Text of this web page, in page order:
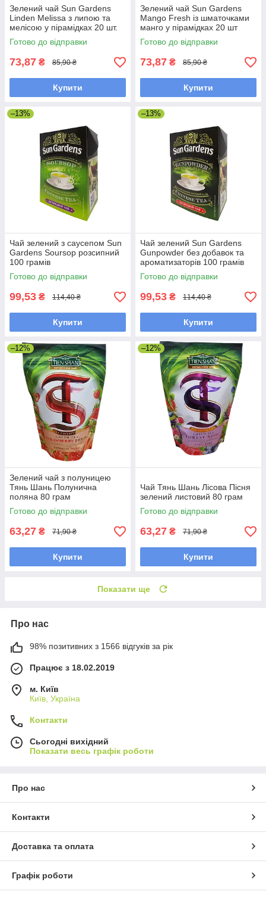
Зелений чай Sun Gardens
Linden Melissa з липою та
мелісою у пірамідках 20 шт.
Готово до відправки
73,87 ₴ 85,90 ₴
Купити
Зелений чай Sun Gardens
Mango Fresh із шматочками
манго у пірамідках 20 шт
Готово до відправки
73,87 ₴ 85,90 ₴
Купити
–13%
Чай зелений з саусепом Sun
Gardens Soursop розсипний
100 грамів
Готово до відправки
99,53 ₴ 114,40 ₴
Купити
–13%
Чай зелений Sun Gardens
Gunpowder без добавок та
ароматизаторів 100 грамів
Готово до відправки
99,53 ₴ 114,40 ₴
Купити
–12%
Зелений чай з полуницею
Тянь Шань Полунична
поляна 80 грам
Готово до відправки
63,27 ₴ 71,90 ₴
Купити
–12%
Чай Тянь Шань Лісова Пісня
зелений листовий 80 грам
Готово до відправки
63,27 ₴ 71,90 ₴
Купити
Показати ще
Про нас
98% позитивних з 1566 відгуків за рік
Працює з 18.02.2019
м. Київ
Київ, Україна
Контакти
Сьогодні вихідний
Показати весь графік роботи
Про нас
Контакти
Доставка та оплата
Графік роботи